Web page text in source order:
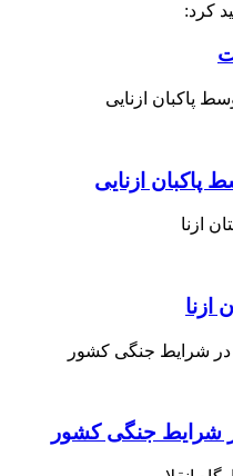
کرد:
پاکبان ازنایی
ازنا
شرایط جنگی کشور